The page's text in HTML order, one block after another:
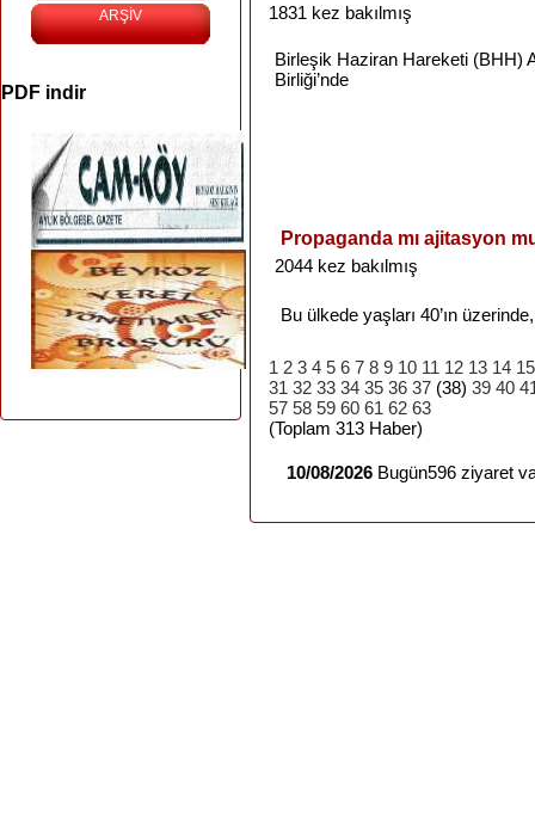
ARŞİV
PDF indir
1831 kez bakılmış
Birleşik Haziran Hareketi (BHH)
Birliği’nde
Propaganda mı ajitasyon
2044 kez bakılmış
Bu ülkede yaşları 40’ın üzerinde
1 2 3 4 5 6 7 8 9 10 11 12 13 14 15
31 32 33 34 35 36 37 (38) 39 40
57 58 59 60 61 62 63
(Toplam 313 Haber)
10/08/2026 Bugün596 ziyaret